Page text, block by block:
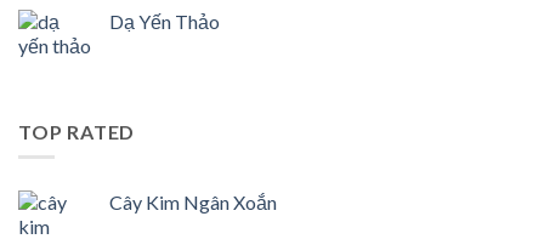
Dạ Yến Thảo
TOP RATED
Cây Kim Ngân Xoắn